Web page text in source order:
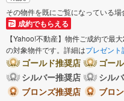
その物件を既にご覧になっている場
成約でもらえる
【Yahoo!不動産】物件ご成約で最
の対象物件です。詳細はプレゼント
ゴールド推奨店
ゴー
シルバー推奨店
シル
ブロンズ推奨店
ブロ